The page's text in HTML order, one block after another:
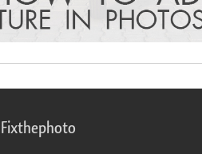
Fixthephoto